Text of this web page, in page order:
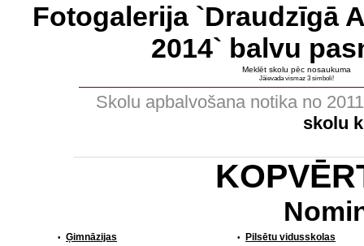
Fotogalerija `Draudzīgā
2014` balvu
Meklēt skolu pēc nosaukuma
Jāievada vismaz 3 simboli!
Skolu apbalvošana notika no
skolu
• Ģimnāzijas • Pilsētu vidusskolas